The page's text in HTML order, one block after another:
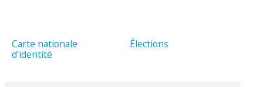
Carte nationale
d’identité
Élections